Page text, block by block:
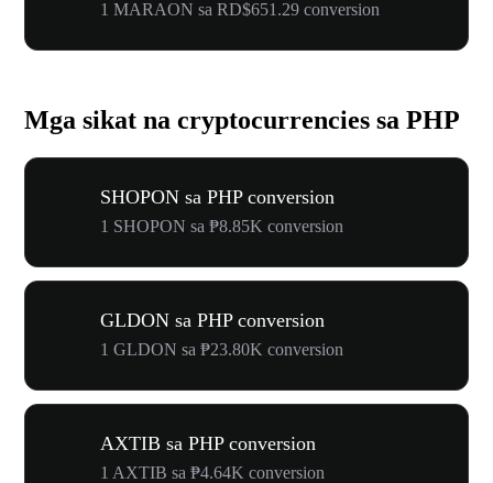
1 MARAON sa RD$651.29 conversion
Mga sikat na cryptocurrencies sa PHP
SHOPON sa PHP conversion
1 SHOPON sa ₱8.85K conversion
GLDON sa PHP conversion
1 GLDON sa ₱23.80K conversion
AXTIB sa PHP conversion
1 AXTIB sa ₱4.64K conversion